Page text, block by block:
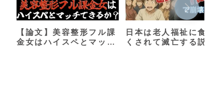
【論文】美容整形フル課
金女はハイスペとマッチ
日本は老人福祉に食い
くされて滅亡する説